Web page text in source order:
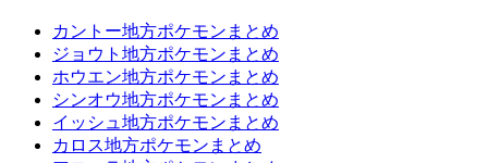
カントー地方ポケモンまとめ
ジョウト地方ポケモンまとめ
ホウエン地方ポケモンまとめ
シンオウ地方ポケモンまとめ
イッシュ地方ポケモンまとめ
カロス地方ポケモンまとめ